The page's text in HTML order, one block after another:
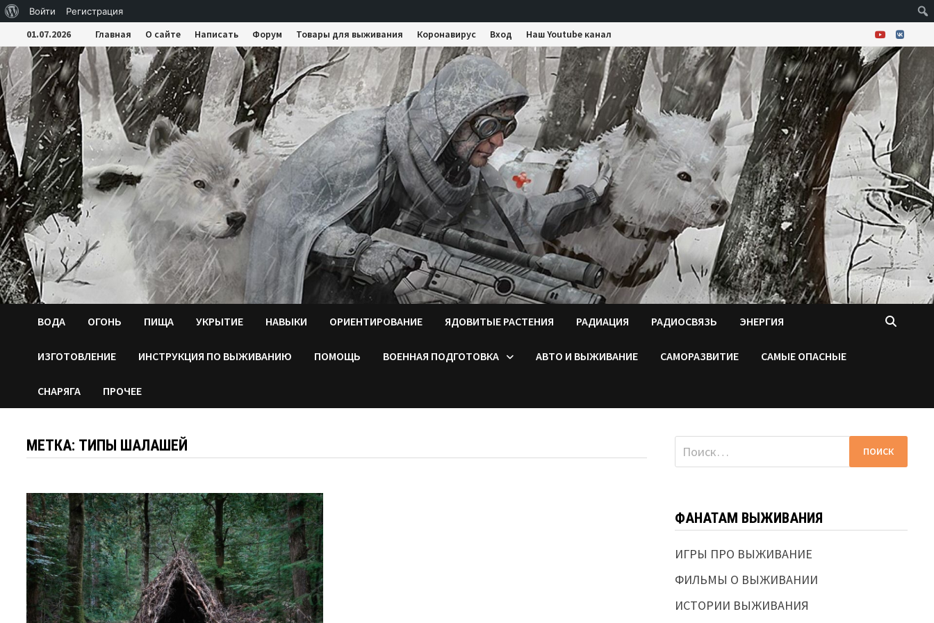
WordPress
Войти Регистрация
Перейти
к
содержимому
01.07.2026 Главная О сайте Написать Форум Товары для выживания Коронавирус Вход Наш Youtube канал
ВОДA ОГОНЬ ПИЩА УКРЫТИЕ НАВЫКИ ОРИЕНТИРОВАНИЕ ЯДОВИТЫЕ РАСТЕНИЯ РАДИАЦИЯ РАДИОСВЯЗЬ ЭНЕРГИЯ
ИЗГОТОВЛЕНИЕ ИНСТРУКЦИЯ ПО ВЫЖИВАНИЮ ПОМОЩЬ ВОЕННАЯ ПОДГОТОВКА АВТО И ВЫЖИВАНИЕ САМОРАЗВИТИЕ САМЫЕ ОПАСНЫЕ
СНАРЯГА ПРОЧЕЕ
МЕТКА: ТИПЫ ШАЛАШЕЙ Найти:
ФАНАТАМ ВЫЖИВАНИЯ
ИГРЫ ПРО ВЫЖИВАНИЕ
ФИЛЬМЫ О ВЫЖИВАНИИ
ИСТОРИИ ВЫЖИВАНИЯ